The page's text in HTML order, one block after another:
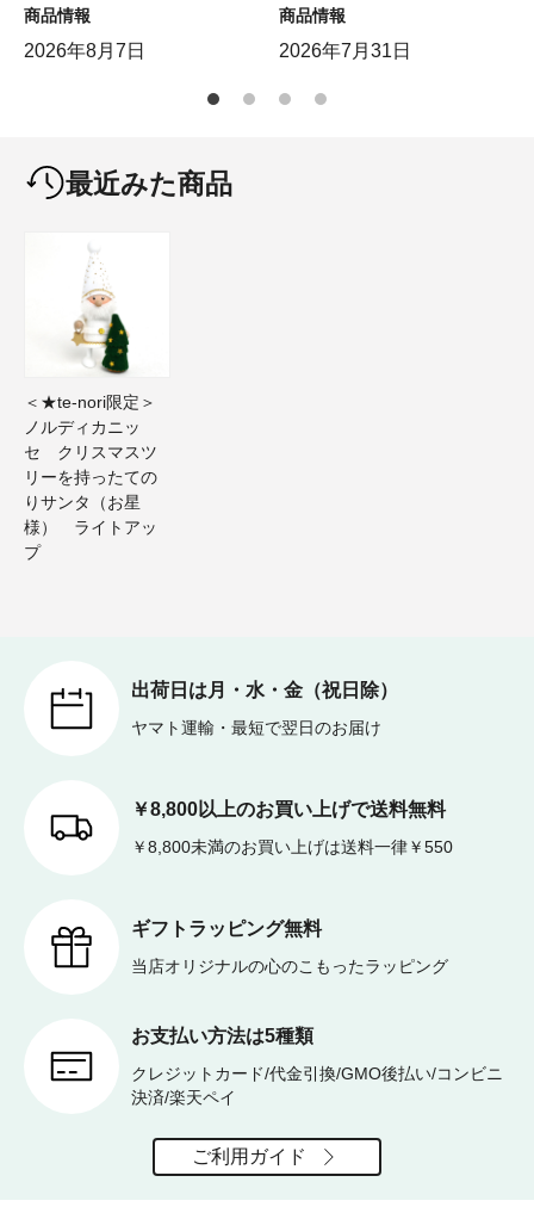
商品情報
2026年8月7日
商品情報
2026年7月31日
最近みた商品
＜★te-nori限定＞
ノルディカニッ
セ クリスマスツ
リーを持ったての
りサンタ（お星
様） ライトアッ
プ
出荷日は月・水・金（祝日除）
ヤマト運輸・最短で翌日のお届け
￥8,800以上のお買い上げで送料無料
￥8,800未満のお買い上げは送料一律￥550
ギフトラッピング無料
当店オリジナルの心のこもったラッピング
お支払い方法は5種類
クレジットカード/代金引換/GMO後払い/コンビニ
決済/楽天ペイ
ご利用ガイド